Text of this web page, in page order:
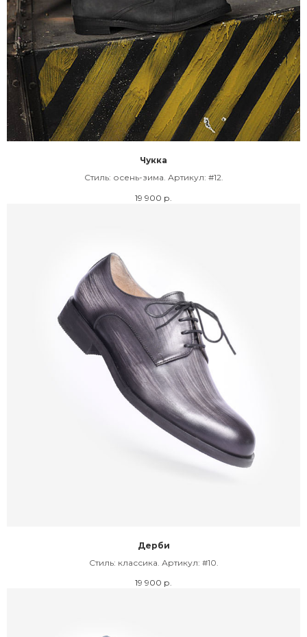
Чукка
Cтиль: осень-зима. Артикул: #12.
19 900 р.
Дерби
Cтиль: классика. Артикул: #10.
19 900 р.